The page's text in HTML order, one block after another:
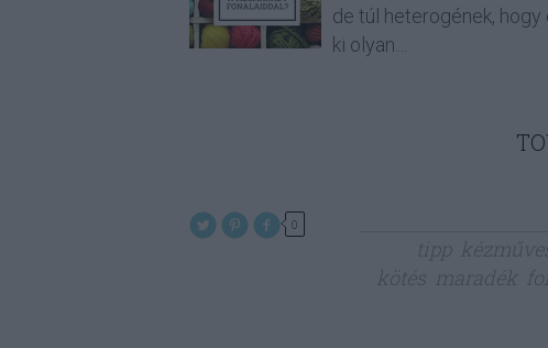
de túl heterogének,
ki olyan…
0
tipp
kötés maradék